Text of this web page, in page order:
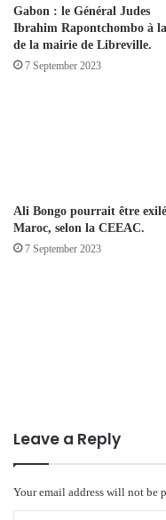
Gabon : le Général Judes
Ibrahim Rapontchombo à
de la mairie de Libreville.
7 September 2023
Ali Bongo pourrait être
Maroc, selon la CEEAC.
7 September 2023
Leave a Reply
Your email address will not be